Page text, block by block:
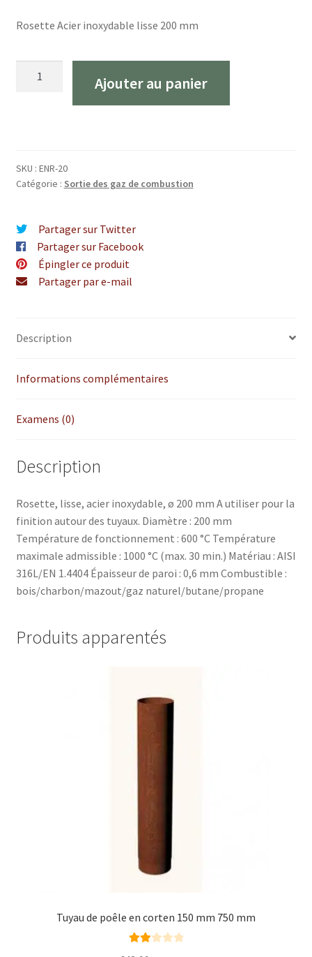
Rosette Acier inoxydable lisse 200 mm
Ajouter au panier
SKU : ENR-20
Catégorie : Sortie des gaz de combustion
Partager sur Twitter
Partager sur Facebook
Épingler ce produit
Partager par e-mail
Description
Informations complémentaires
Examens (0)
Description
Rosette, lisse, acier inoxydable, ø 200 mm A utiliser pour la
finition autour des tuyaux. Diamètre : 200 mm
Température de fonctionnement : 600 °C Température
maximale admissible : 1000 °C (max. 30 min.) Matériau : AISI
316L/EN 1.4404 Épaisseur de paroi : 0,6 mm Combustible :
bois/charbon/mazout/gaz naturel/butane/propane
Produits apparentés
Tuyau de poêle en corten 150 mm 750 mm